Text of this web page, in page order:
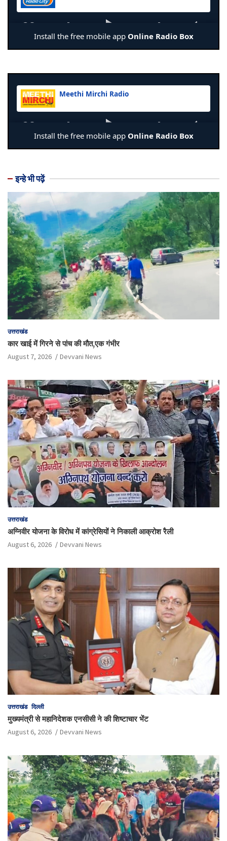
इन्हे भी पढ़ें
उत्तराखंड
कार खाई में गिरने से पांच की मौत,एक गंभीर
August 7, 2026 Devvani News
उत्तराखंड
अग्निवीर योजना के विरोध में कांग्रेसियों ने निकाली आक्रोश रैली
August 6, 2026 Devvani News
उत्तराखंड दिल्ली
मुख्यमंत्री से महानिदेशक एनसीसी ने की शिष्टाचार भेंट
August 6, 2026 Devvani News